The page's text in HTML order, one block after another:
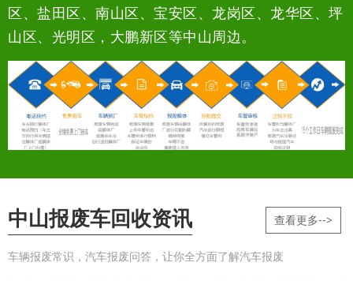
区、盐田区、南山区、宝安区、龙岗区、龙华区、坪
山区、光明区，大鹏新区等中山周边。
中山报废车回收资讯
车辆报废常识，汽车报废问答，让你全方面了解汽车报废
查看更多-->